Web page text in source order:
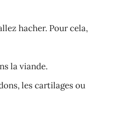
hacher. Pour cela,
la viande.
les cartilages ou